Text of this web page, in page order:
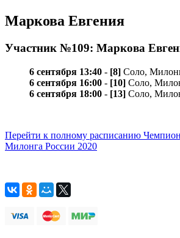
Маркова Евгения
Участник №109: Маркова
6 сентября 13:40 - [8] Соло,
6 сентября 16:00 - [10] Соло,
6 сентября 18:00 - [13] Соло,
Перейти к полному расписанию
Милонга России 2020